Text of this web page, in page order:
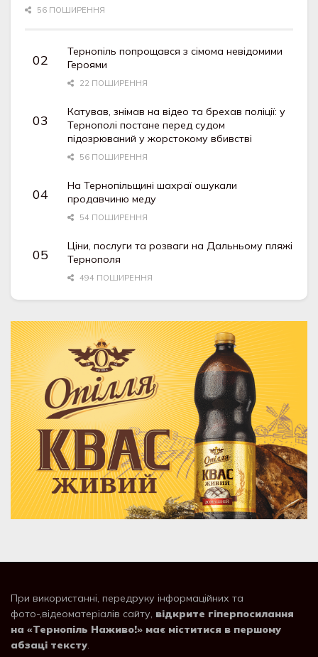
56 ПОШИРЕННЯ
Тернопіль попрощався з сімома невідомими
Героями
22 ПОШИРЕННЯ
Катував, знімав на відео та брехав поліції: у
Тернополі постане перед судом
підозрюваний у жорстокому вбивстві
56 ПОШИРЕННЯ
На Тернопільщині шахраї ошукали
продавчиню меду
54 ПОШИРЕННЯ
Ціни, послуги та розваги на Дальньому пляжі
Тернополя
494 ПОШИРЕННЯ
При використанні, передруку інформаційних та
фото-,відеоматеріалів сайту, відкрите гіперпосилання
на «Тернопіль Наживо!» має міститися в першому
абзаці тексту.